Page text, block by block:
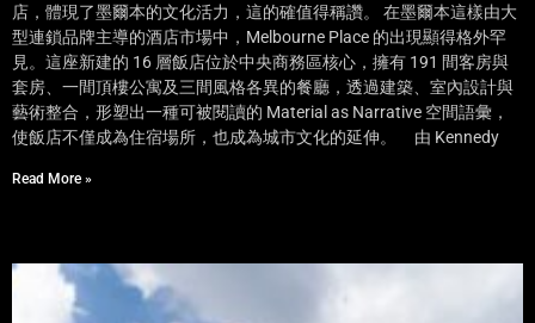
店，體現了墨爾本的文化活力，這的確值得稱讚。 在墨爾本這樣由大
型連鎖品牌主導的酒店市場中，Melbourne Place 的出現顯得格外罕
見。這座新建的 16 層飯店位於中央商務區核心，擁有 191 間客房與
套房、一間頂樓公寓及三間風格各異的餐廳，透過建築、室內設計與
藝術整合，形塑出一種可被閱讀的 Material as Narrative 空間語彙，
使飯店不僅成為住宿場所，也成為城市文化的延伸。 由 Kennedy
Read More »